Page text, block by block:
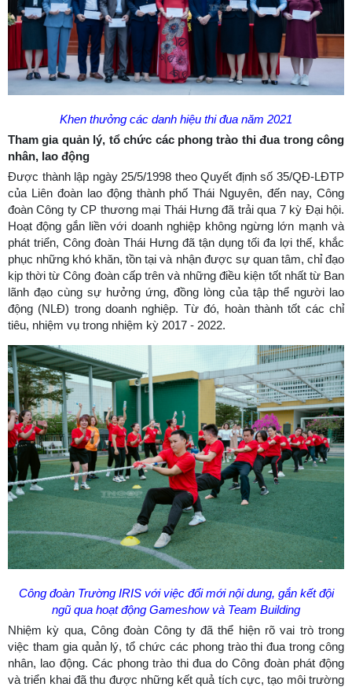
Khen thưởng các danh hiệu thi đua năm 2021
Tham gia quản lý, tổ chức các phong trào thi đua trong công
nhân, lao động
Được thành lập ngày 25/5/1998 theo Quyết định số 35/QĐ-LĐTP
của Liên đoàn lao động thành phố Thái Nguyên, đến nay, Công
đoàn Công ty CP thương mại Thái Hưng đã trải qua 7 kỳ Đại hội.
Hoạt động gắn liền với doanh nghiệp không ngừng lớn mạnh và
phát triển, Công đoàn Thái Hưng đã tận dụng tối đa lợi thế, khắc
phục những khó khăn, tồn tại và nhận được sự quan tâm, chỉ đạo
kịp thời từ Công đoàn cấp trên và những điều kiện tốt nhất từ Ban
lãnh đạo cùng sự hưởng ứng, đồng lòng của tập thể người lao
động (NLĐ) trong doanh nghiệp. Từ đó, hoàn thành tốt các chỉ
tiêu, nhiệm vụ trong nhiệm kỳ 2017 - 2022.
Công đoàn Trường IRIS với việc đổi mới nội dung, gắn kết đội
ngũ qua hoạt động Gameshow và Team Building
Nhiệm kỳ qua, Công đoàn Công ty đã thể hiện rõ vai trò trong
việc tham gia quản lý, tổ chức các phong trào thi đua trong công
nhân, lao động. Các phong trào thi đua do Công đoàn phát động
và triển khai đã thu được những kết quả tích cực, tạo môi trường